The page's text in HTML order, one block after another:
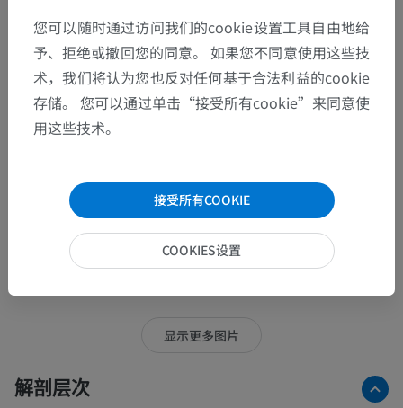
18张图中的15张图
显示更多图片
解剖层次
您可以随时通过访问我们的cookie设置工具自由地给
予、拒绝或撤回您的同意。 如果您不同意使用这些技
术，我们将认为您也反对任何基于合法利益的cookie
存储。 您可以通过单击“接受所有cookie”来同意使
用这些技术。
接受所有COOKIE
COOKIES设置